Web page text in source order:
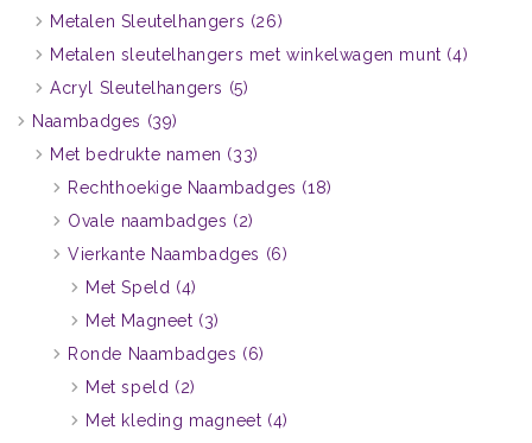
Metalen Sleutelhangers (26)
Metalen sleutelhangers met winkelwagen munt (4)
Acryl Sleutelhangers (5)
Naambadges (39)
Met bedrukte namen (33)
Rechthoekige Naambadges (18)
Ovale naambadges (2)
Vierkante Naambadges (6)
Met Speld (4)
Met Magneet (3)
Ronde Naambadges (6)
Met speld (2)
Met kleding magneet (4)